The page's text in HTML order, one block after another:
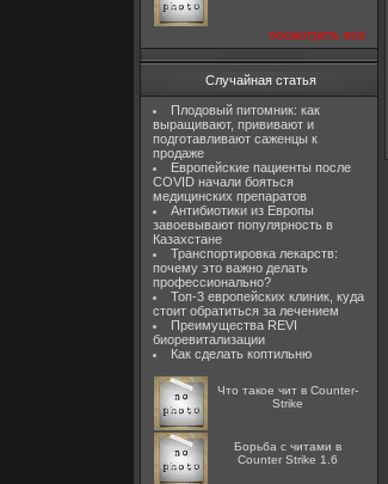
посмотреть все
Случайная статья
Плодовый питомник: как
выращивают, прививают и
подготавливают саженцы к
продаже
Европейские пациенты после
COVID начали бояться
медицинских препаратов
Антибиотики из Европы
завоевывают популярность в
Казахстане
Транспортировка лекарств:
почему это важно делать
профессионально?
Топ-3 европейских клиник, куда
стоит обратиться за лечением
Преимущества REVI
биоревитализации
Как сделать коптильню
Что такое чит в Counter-
Strike
Борьба с читами в
Counter Strike 1.6